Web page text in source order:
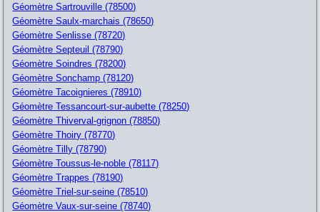
Géomètre Sartrouville (78500)
Géomètre Saulx-marchais (78650)
Géomètre Senlisse (78720)
Géomètre Septeuil (78790)
Géomètre Soindres (78200)
Géomètre Sonchamp (78120)
Géomètre Tacoignieres (78910)
Géomètre Tessancourt-sur-aubette (78250)
Géomètre Thiverval-grignon (78850)
Géomètre Thoiry (78770)
Géomètre Tilly (78790)
Géomètre Toussus-le-noble (78117)
Géomètre Trappes (78190)
Géomètre Triel-sur-seine (78510)
Géomètre Vaux-sur-seine (78740)